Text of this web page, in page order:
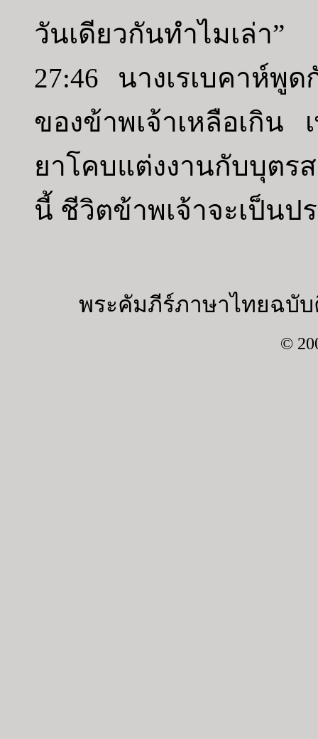
วันเดียวกันทำไมเล่า”
27:46 นางเรเบคาห์พู
ของข้าพเจ้าเหลือเกิน
ยาโคบแต่งงานกับบุตร
นี้ ชีวิตข้าพเจ้าจะเป็นป
พระคัมภีร์ภาษาไทยฉบับ
©